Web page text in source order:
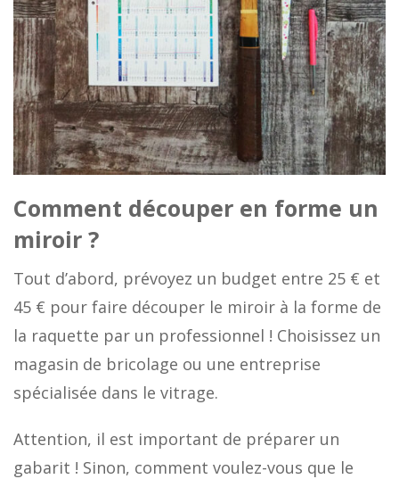
Comment découper en forme un
miroir ?
Tout d’abord, prévoyez un budget entre 25 € et
45 € pour faire découper le miroir à la forme de
la raquette par un professionnel ! Choisissez un
magasin de bricolage ou une entreprise
spécialisée dans le vitrage.
Attention, il est important de préparer un
gabarit ! Sinon, comment voulez-vous que le